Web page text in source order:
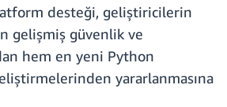
desteği, geliştiricilerin
gelişmiş güvenlik ve
hem en yeni Python
yararlanmasına